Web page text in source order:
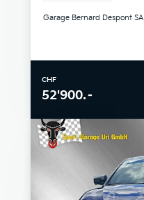
Garage Bernard Despont SA
CHF
52'900.–